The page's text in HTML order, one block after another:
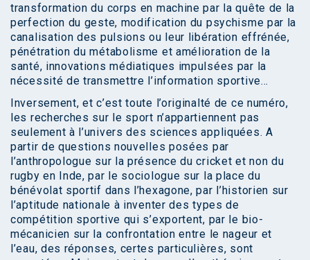
transformation du corps en machine par la quête de la
perfection du geste, modification du psychisme par la
canalisation des pulsions ou leur libération effrénée,
pénétration du métabolisme et amélioration de la
santé, innovations médiatiques impulsées par la
nécessité de transmettre l’information sportive…
Inversement, et c’est toute l’originalté de ce numéro,
les recherches sur le sport n’appartiennent pas
seulement à l’univers des sciences appliquées. A
partir de questions nouvelles posées par
l’anthropologue sur la présence du cricket et non du
rugby en Inde, par le sociologue sur la place du
bénévolat sportif dans l’hexagone, par l’historien sur
l’aptitude nationale à inventer des types de
compétition sportive qui s’exportent, par le bio-
mécanicien sur la confrontation entre le nageur et
l’eau, des réponses, certes particulières, sont